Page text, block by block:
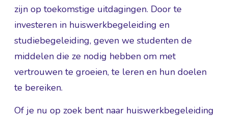
zijn op toekomstige uitdagingen. Door te
investeren in huiswerkbegeleiding en
studiebegeleiding, geven we studenten de
middelen die ze nodig hebben om met
vertrouwen te groeien, te leren en hun doelen
te bereiken.
Of je nu op zoek bent naar huiswerkbegeleiding